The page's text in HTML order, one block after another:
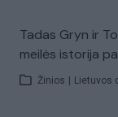
Tadas Gryn ir
meilės istorija
Žinios Lietuvos